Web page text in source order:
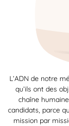
L’ADN de notre
qu’ils ont des
chaîne
candidats, parce
mission par